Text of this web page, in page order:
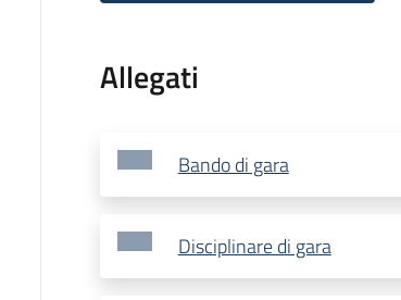
Allegati
Bando di gara
Disciplinare di gara